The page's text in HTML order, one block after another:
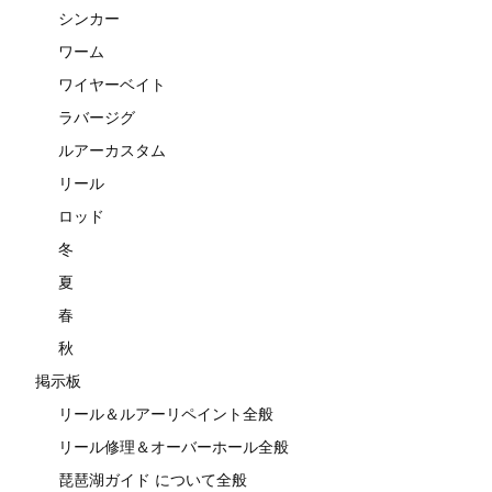
シンカー
ワーム
ワイヤーベイト
ラバージグ
ルアーカスタム
リール
ロッド
冬
夏
春
秋
掲示板
リール＆ルアーリペイント全般
リール修理＆オーバーホール全般
琵琶湖ガイド について全般